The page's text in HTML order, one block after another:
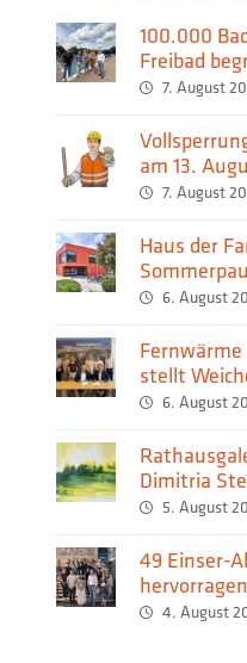
100.000
Freibad
7. August
am 13.
7. August
Haus der
6. August
stellt
6. August
Dimitria
5. August
49 Einser-
4. August